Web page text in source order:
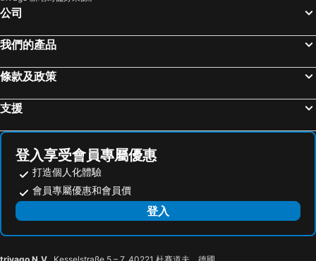
Hotel 116, A Coast Hotel Bellevue
Days Inn by Wyndham Seattle Aurora
Hyatt House Seattle Downtown
Ramada by Wyndham SeaTac Airport
Courtyard by Marriott Seattle Southcenter
Belltown Inn
The Westin Seattle
The Charter Hotel Seattle, Curio Collection by Hilton
Hilton Motif Seattle
公司
我們的產品
條款及政策
支援
登入享受會員專屬優惠
打造個人化體驗
會員專屬優惠和會員價
登入